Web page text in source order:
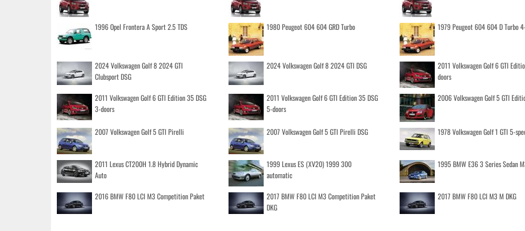
1996 Opel Frontera A Sport 2.5 TDS 1980 Peugeot 604 604 GRD Turbo 1979 Peugeot 604 604 D Turbo
2024 Volkswagen Golf 8 2024 GTI
Clubsport DSG
2024 Volkswagen Golf 8 2024 GTI DSG
2011 Volkswagen Golf 6 GTI
doors
2011 Volkswagen Golf 6 GTI Edition 35 DSG
3-doors
2011 Volkswagen Golf 6 GTI Edition 35 DSG
5-doors
2006 Volkswagen Golf 5 GTI
2007 Volkswagen Golf 5 GTI Pirelli 2007 Volkswagen Golf 5 GTI Pirelli DSG 1978 Volkswagen Golf 1 GTI 5-
2011 Lexus CT200H 1.8 Hybrid Dynamic
Auto
1999 Lexus ES (XV20) 1999 300
automatic
1995 BMW E36 3 Series Sedan
2016 BMW F80 LCI M3 Competition Paket
2017 BMW F80 LCI M3 Competition Paket
DKG
2017 BMW F80 LCI M3 M DKG